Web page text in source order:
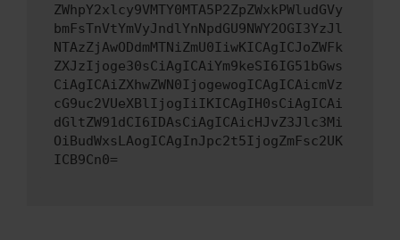
ZWhpY2xlcy9VMTY0MTA5P2ZpZWxkPWludGVy
bmFsTnVtYmVyJndlYnNpdGU9NWY2OGI3YzJl
NTAzZjAwODdmMTNiZmU0IiwKICAgICJoZWFk
ZXJzIjoge30sCiAgICAiYm9keSI6IG51bGws
CiAgICAiZXhwZWN0IjogewogICAgICAicmVz
cG9uc2VUeXBlIjogIiIKICAgIH0sCiAgICAi
dGltZW91dCI6IDAsCiAgICAicHJvZ3Jlc3Mi
OiBudWxsLAogICAgInJpc2t5IjogZmFsc2UK
ICB9Cn0=